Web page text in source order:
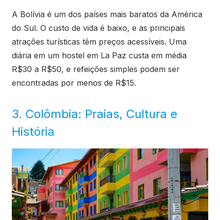
A Bolívia é um dos países mais baratos da América
do Sul. O custo de vida é baixo, e as principais
atrações turísticas têm preços acessíveis. Uma
diária em um hostel em La Paz custa em média
R$30 a R$50, e refeições simples podem ser
encontradas por menos de R$15.
3. Colômbia: Praias, Cultura e
História